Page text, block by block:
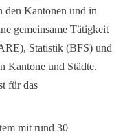
den Kantonen und in
gemeinsame Tätigkeit
Statistik (BFS) und
Kantone und Städte.
für das
mit rund 30